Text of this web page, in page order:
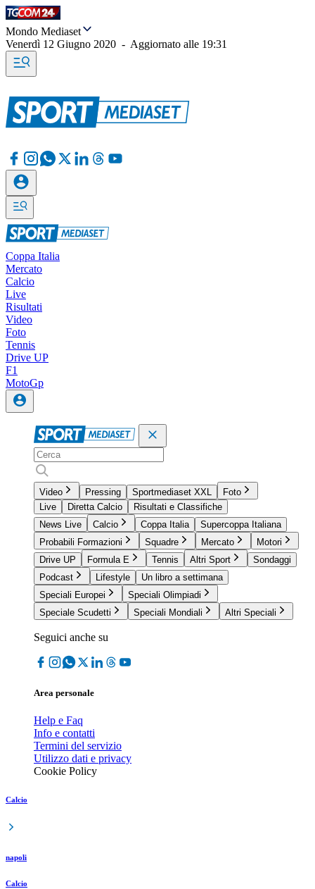
Mondo Mediaset
Venerdì 12 Giugno 2020 - Aggiornato alle 19:31
Coppa Italia
Mercato
Calcio
Live
Risultati
Video
Foto
Tennis
Drive UP
F1
MotoGp
Video Pressing Sportmediaset XXL
Foto
Live
Diretta Calcio
Risultati e Classifiche
News Live
Calcio Coppa Italia
Supercoppa Italiana
Probabili Formazioni
Squadre Mercato
Motori
Drive UP
Formula E Tennis Altri Sport
Sondaggi
Podcast
Lifestyle
Un libro a settimana
Speciali Europei
Speciali Olimpiadi
Speciale Scudetti
Speciali Mondiali Altri Speciali
Seguici anche su
Area personale
Help e Faq
Info e contatti
Termini del servizio
Utilizzo dati e privacy
Cookie Policy
Calcio
napoli
Calcio